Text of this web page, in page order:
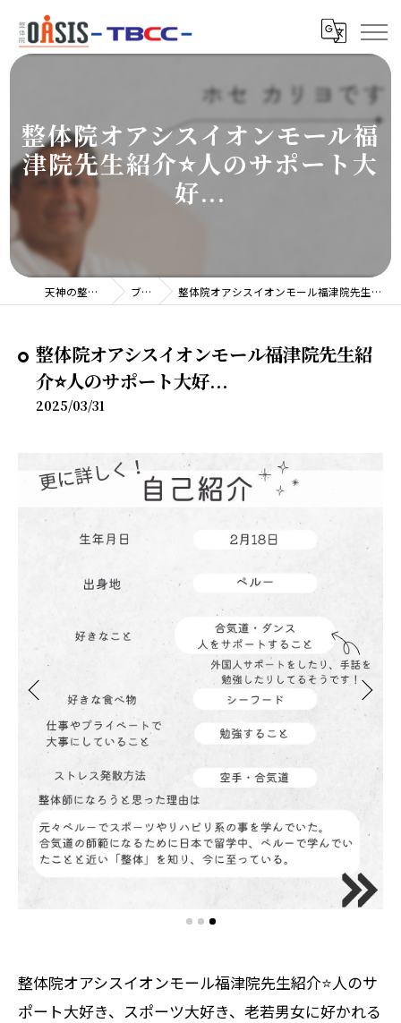
整体院オアシスイオンモール福
津院先生紹介⭐️人のサポート大
好...
天神の整体院TBCC ブログ 整体院オアシスイオンモール福津院先生紹介⭐️人のサポート大好...
整体院オアシスイオンモール福津院先生紹
介⭐️人のサポート大好...
2025/03/31
整体院オアシスイオンモール福津院先生紹介⭐️人のサ
ポート大好き、スポーツ大好き、老若男女に好かれる